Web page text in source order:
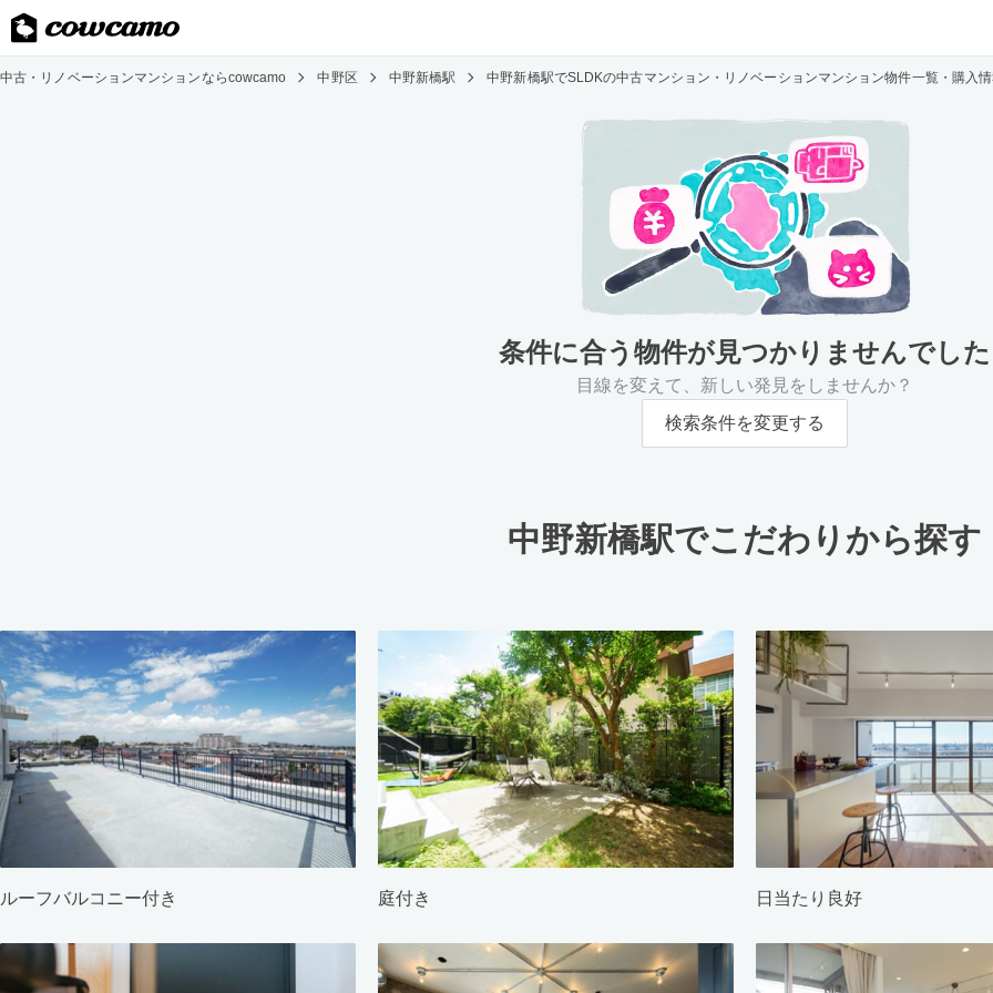
中古・リノベーションマンションならcowcamo 中野区 中野新橋駅 中野新橋駅でSLDKの中古マンション・リノベーションマンション物件一覧・購入
条件に合う物件が見つかりませんでした
目線を変えて、新しい発見をしませんか？
検索条件を変更する
中野新橋駅でこだわりから探す
ルーフバルコニー付き 庭付き 日当たり良好